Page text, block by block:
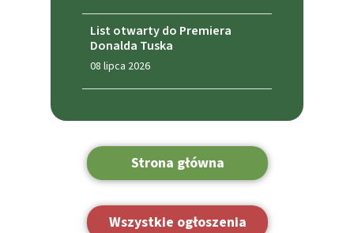
List otwarty do Premiera
Donalda Tuska
08 lipca 2026
Wszystkie ogłoszenia
Strona główna